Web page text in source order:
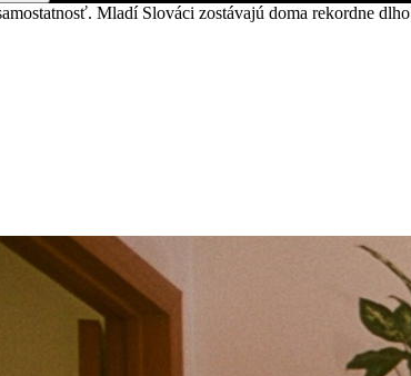
Mladí Slováci zostávajú doma rekordne dlho